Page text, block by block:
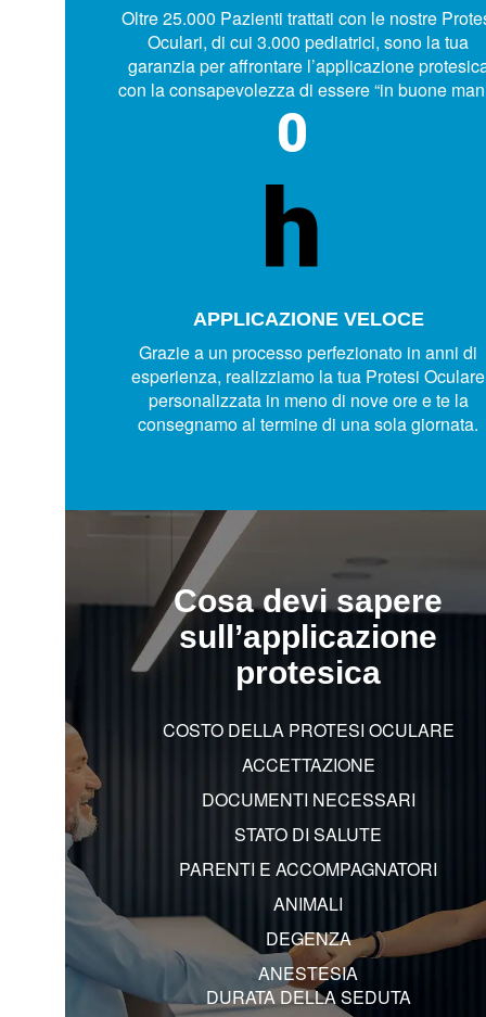
Oltre 25.000 Pazienti trattati con le nostre
Oculari, di cui 3.000 pediatrici, sono la tua
garanzia per affrontare l’applicazione
con la consapevolezza di essere “in buone
0
h
APPLICAZIONE VELOCE
Grazie a un processo perfezionato in anni di
esperienza, realizziamo la tua Protesi Oculare
personalizzata in meno di nove ore e te la
consegnamo al termine di una sola giornata.
Cosa devi sapere
sull’applicazione
protesica
COSTO DELLA PROTESI OCULARE
ACCETTAZIONE
DOCUMENTI NECESSARI
STATO DI SALUTE
PARENTI E ACCOMPAGNATORI
ANIMALI
DEGENZA
ANESTESIA
DURATA DELLA SEDUTA